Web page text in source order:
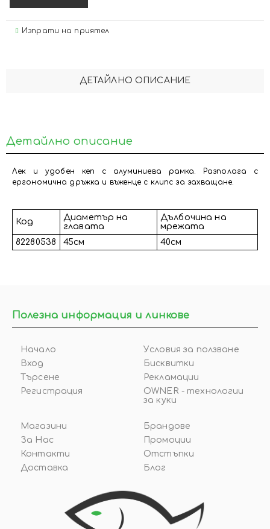
Изпрати на приятел
ДЕТАЙЛНО ОПИСАНИЕ
Детайлно описание
Лек и удобен кеп с алуминиева рамка. Разполага с
ергономична дръжка и въженце с клипс за захващане.
Код
Диаметър на
главата
Дълбочина на
мрежата
82280538
45см 40см
Полезна информация и линкове
Начало
Вход
Търсене
Регистрация
Условия за ползване
Бисквитки
Рекламации
OWNER - технологии
за куки
Магазини
За Нас
Контакти
Доставка
Брандове
Промоции
Отстъпки
Блог